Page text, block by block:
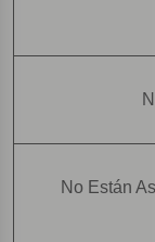
No Están